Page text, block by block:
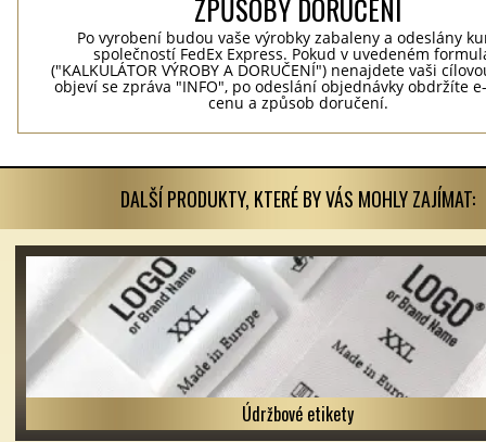
ZPŮSOBY DORUČENÍ
Po vyrobení budou vaše výrobky zabaleny a odeslány
společností FedEx Express. Pokud v uvedeném
("KALKULÁTOR VÝROBY A DORUČENÍ") nenajdete vaši
objeví se zpráva "INFO", po odeslání objednávky obdržíte
cenu a způsob doručení.
DALŠÍ PRODUKTY, KTERÉ BY VÁS MOHLY ZAJÍMAT:
Údržbové etikety